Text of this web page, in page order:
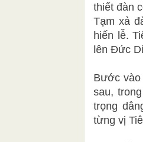
thiết đàn
Tạm xả
hiến lễ.
lên Đức
Bước vào
sau,
trọng
từng vị